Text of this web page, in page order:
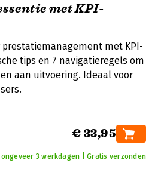
met KPI-
prestatiemanagement met KPI-
tips en 7 navigatieregels om
aan uitvoering. Ideaal voor
€ 33,95
3 werkdagen | Gratis verzonden